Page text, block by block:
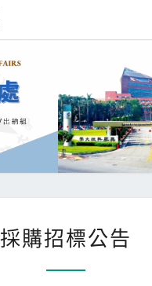
總
務
處
務
組
採購招標公告